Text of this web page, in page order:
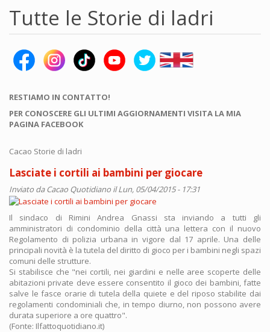
Tutte le Storie di ladri
RESTIAMO IN CONTATTO!
PER CONOSCERE GLI ULTIMI AGGIORNAMENTI VISITA LA MIA
PAGINA FACEBOOK
Cacao Storie di ladri
Lasciate i cortili ai bambini per giocare
Inviato daCacao Quotidiano il Lun, 05/04/2015 - 17:31
Il sindaco di Rimini Andrea Gnassi sta inviando a tutti gli
amministratori di condominio della città una lettera con il nuovo
Regolamento di polizia urbana in vigore dal 17 aprile. Una delle
principali novità è la tutela del diritto di gioco per i bambini negli spazi
comuni delle strutture.
Si stabilisce che "nei cortili, nei giardini e nelle aree scoperte delle
abitazioni private deve essere consentito il gioco dei bambini, fatte
salve le fasce orarie di tutela della quiete e del riposo stabilite dai
regolamenti condominiali che, in tempo diurno, non possono avere
durata superiore a ore quattro".
(Fonte: Ilfattoquotidiano.it)